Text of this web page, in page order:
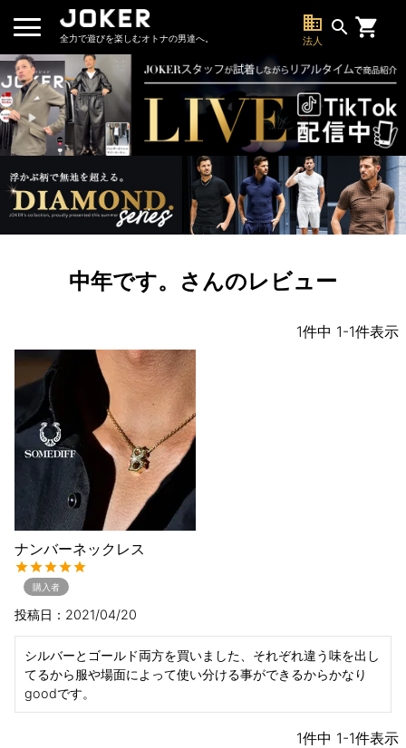
全力で遊びを楽しむオトナの男達へ。
business
法人
search
中年です。さんのレビュー
1件中 1-1件表示
ナンバーネックレス
購入者
投稿日 2021/04/20
シルバーとゴールド両方を買いました、それぞれ違う味を出し
てるから服や場面によって使い分ける事ができるからかなり
goodです。
1件中 1-1件表示